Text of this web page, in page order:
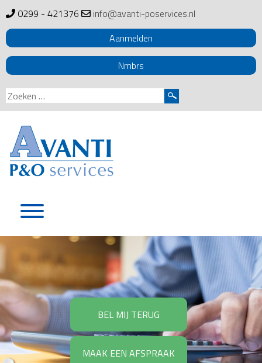
0299 - 421376
info@avanti-poservices.nl
Aanmelden
Nmbrs
Zoeken
naar:
BEL MIJ TERUG
MAAK EEN AFSPRAAK